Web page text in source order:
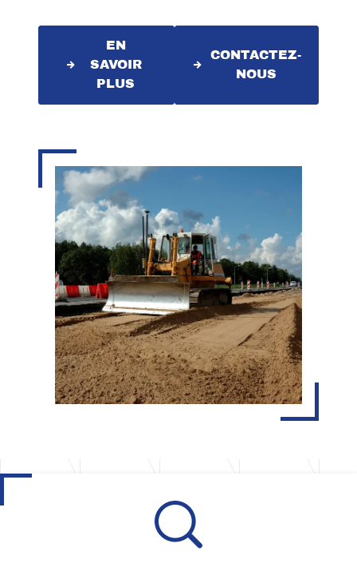
EN
SAVOIR
PLUS
CONTACTEZ-
NOUS